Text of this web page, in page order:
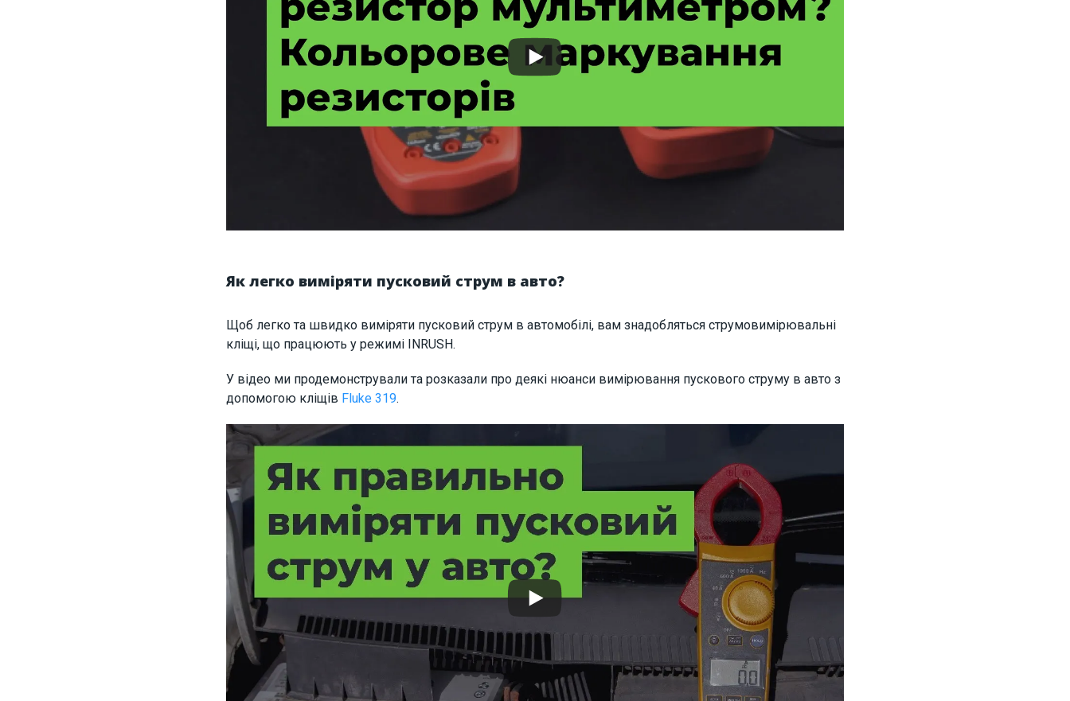
Як легко виміряти пусковий струм в авто?
Щоб легко та швидко виміряти пусковий струм в автомобілі, вам знадобляться струмовимірювальні
кліщі, що працюють у режимі INRUSH.
У відео ми продемонстрували та розказали про деякі нюанси вимірювання пускового струму в авто з
допомогою кліщів Fluke 319.